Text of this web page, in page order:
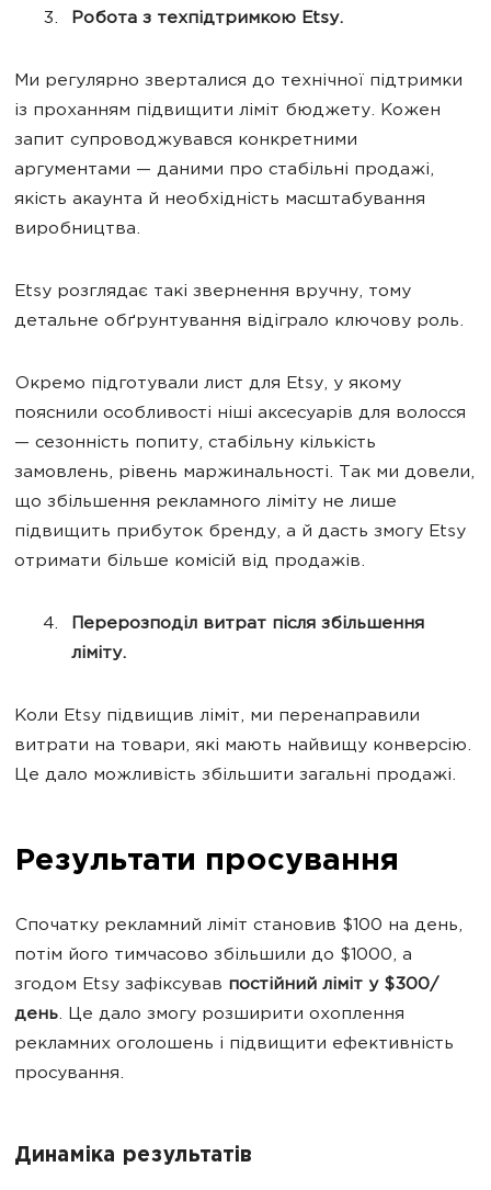
Робота з техпідтримкою Etsy.
Ми регулярно зверталися до технічної підтримки
із проханням підвищити ліміт бюджету. Кожен
запит супроводжувався конкретними
аргументами — даними про стабільні продажі,
якість акаунта й необхідність масштабування
виробництва.
Etsy розглядає такі звернення вручну, тому
детальне обґрунтування відіграло ключову роль.
Окремо підготували лист для Etsy, у якому
пояснили особливості ніші аксесуарів для волосся
— сезонність попиту, стабільну кількість
замовлень, рівень маржинальності. Так ми довели,
що збільшення рекламного ліміту не лише
підвищить прибуток бренду, а й дасть змогу Etsy
отримати більше комісій від продажів.
Перерозподіл витрат після збільшення
ліміту.
Коли Etsy підвищив ліміт, ми перенаправили
витрати на товари, які мають найвищу конверсію.
Це дало можливість збільшити загальні продажі.
Результати просування
Спочатку рекламний ліміт становив $100 на день,
потім його тимчасово збільшили до $1000, а
згодом Etsy зафіксував постійний ліміт у $300/
день. Це дало змогу розширити охоплення
рекламних оголошень і підвищити ефективність
просування.
Динаміка результатів